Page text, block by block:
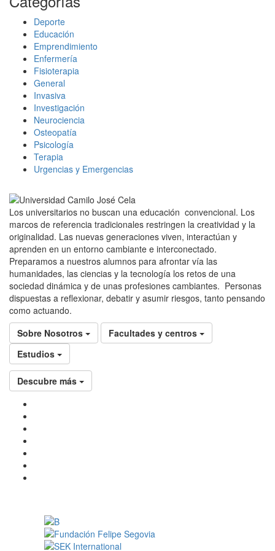
Deporte
Educación
Emprendimiento
Enfermería
Fisioterapia
General
Invasiva
Investigación
Neurociencia
Osteopatía
Psicología
Terapia
Urgencias y Emergencias
Los universitarios no buscan una educación convencional. Los
marcos de referencia tradicionales restringen la creatividad y la
originalidad. Las nuevas generaciones viven, interactúan y
aprenden en un entorno cambiante e interconectado.
Preparamos a nuestros alumnos para afrontar vía las
humanidades, las ciencias y la tecnología los retos de una
sociedad dinámica y de unas profesiones cambiantes. Personas
dispuestas a reflexionar, debatir y asumir riesgos, tanto pensando
como actuando.
Sobre Nosotros
Facultades y centros
Estudios
Descubre más